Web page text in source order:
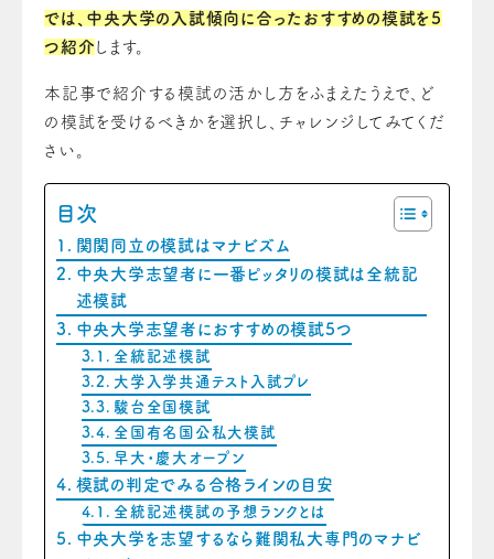
では、中央大学の入試傾向に合ったおすすめの模試を5
つ紹介 します。
本記事で紹介する模試の活かし方をふまえたうえで、ど
の模試を受けるべきかを選択し、チャレンジしてみてくだ
さい。
目次
関関同立の模試はマナビズム
中央大学志望者に一番ピッタリの模試は全統記
述模試
中央大学志望者におすすめの模試5つ
全統記述模試
大学入学共通テスト入試プレ
駿台全国模試
全国有名国公私大模試
早大・慶大オープン
模試の判定でみる合格ラインの目安
全統記述模試の予想ランクとは
中央大学を志望するなら難関私大専門のマナビ